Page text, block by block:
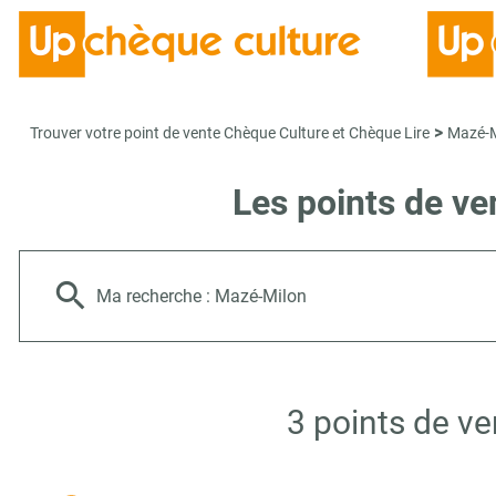
Trouver votre point de vente Chèque Culture et Chèque Lire > Mazé-
Les points de
Ma recherche : Mazé-Milon
3 points de